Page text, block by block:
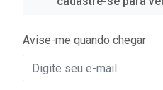
Avise-me quando chegar